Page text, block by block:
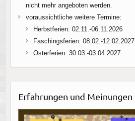
nicht mehr angeboten werden.
voraussichtliche weitere Termine:
Herbstferien: 02.11.-06.11.2026
Faschingsferien: 08.02.-12.02.2027
Osterferien: 30.03.-03.04.2027
Erfahrungen und Meinungen